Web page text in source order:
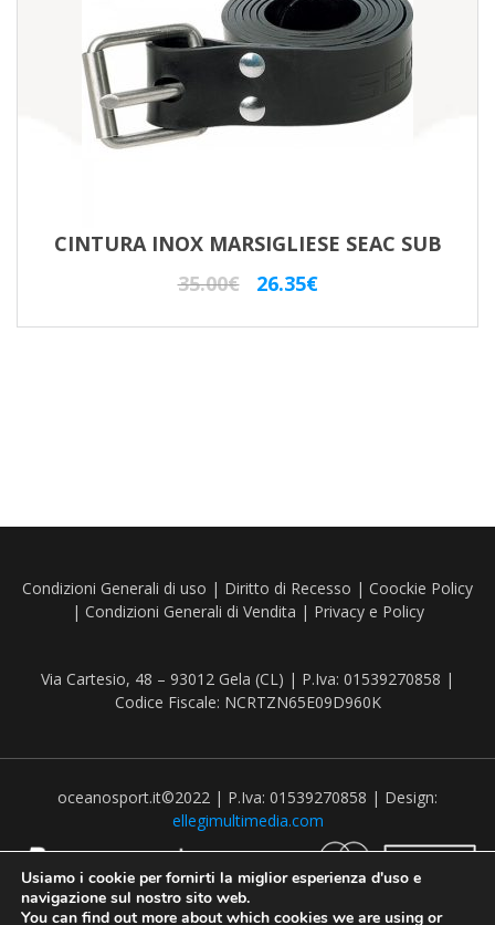
CINTURA INOX MARSIGLIESE SEAC SUB
35.00€
Il
26.35€Il
Condizioni Generali di uso | Diritto di Recesso | Coockie Policy
| Condizioni Generali di Vendita | Privacy e Policy
Via Cartesio, 48 – 93012 Gela (CL) | P.Iva: 01539270858 |
Codice Fiscale: NCRTZN65E09D960K
oceanosport.it©2022 | P.Iva: 01539270858 | Design:
ellegimultimedia.com
Usiamo i cookie per fornirti la miglior esperienza d'uso e
navigazione sul nostro sito web.
You can find out more about which cookies we are using or